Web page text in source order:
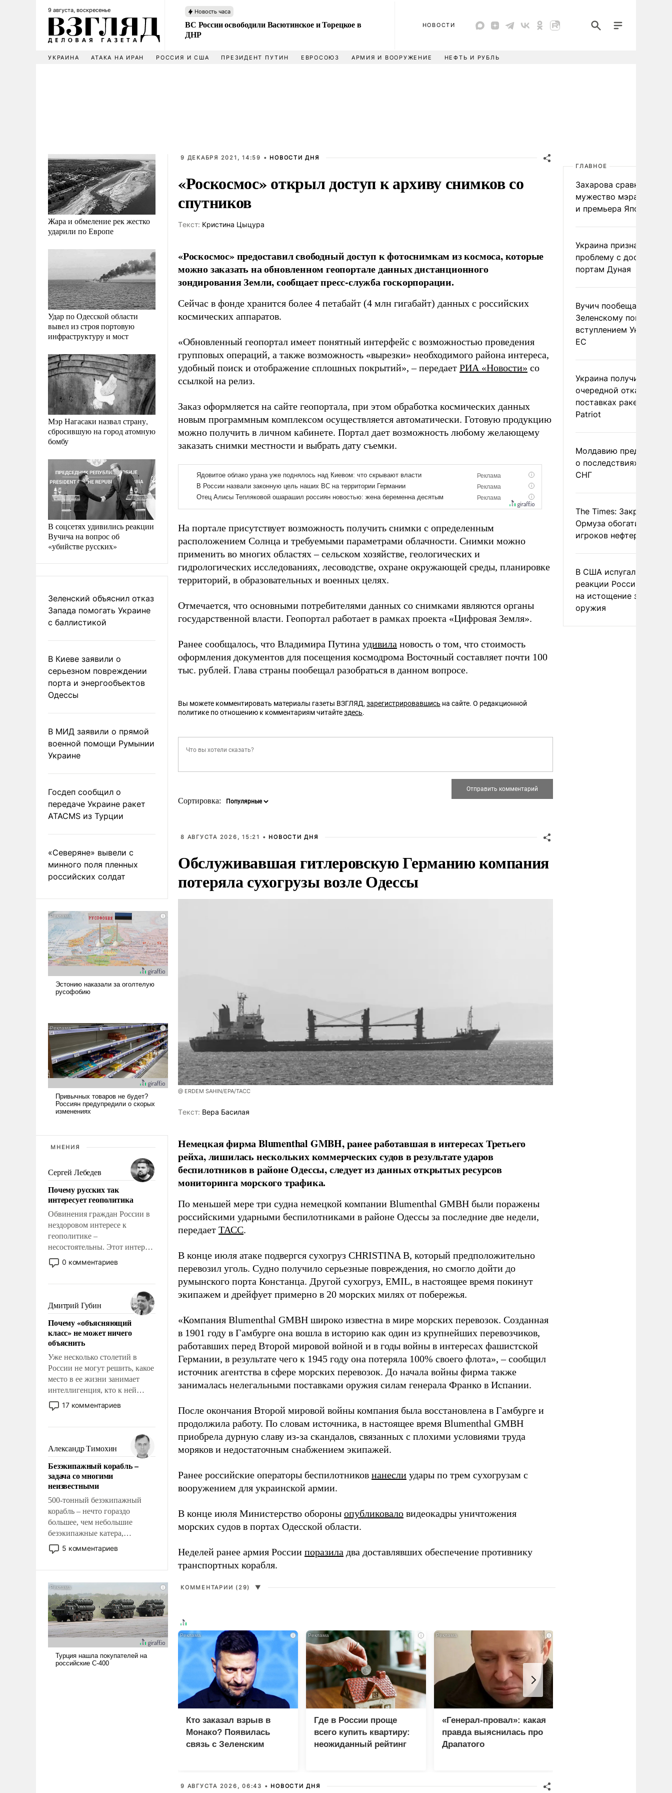
9 августа, воскресенье Новость часа
ВС России освободили Васютинское и Торецкое в
ДНР
НОВОСТИ
УКРАИНА АТАКА НА ИРАН РОССИЯ И США ПРЕЗИДЕНТ ПУТИН ЕВРОСОЮЗ АРМИЯ И ВООРУЖЕНИЕ НЕФТЬ И РУБЛЬ
Жара и обмеление рек жестко
ударили по Европе
Удар по Одесской области
вывел из строя портовую
инфраструктуру и мост
Мэр Нагасаки назвал страну,
сбросившую на город атомную
бомбу
В соцсетях удивились реакции
Вучича на вопрос об
«убийстве русских»
Зеленский объяснил отказ
Запада помогать Украине
с баллистикой
В Киеве заявили о
серьезном повреждении
порта и энергообъектов
Одессы
В МИД заявили о прямой
военной помощи Румынии
Украине
Госдеп сообщил о
передаче Украине ракет
ATACMS из Турции
«Северяне» вывели с
минного поля пленных
российских солдат
МНЕНИЯ
Сергей Лебедев
Почему русских так
интересует геополитика
Обвинения граждан России в
нездоровом интересе к
геополитике –
несостоятельны. Этот интерес
рационален и прагматичен. Он
обусловлен тысячелетним
фундаментальным знанием,
что мировая политика имеет
свойство заявляться на порог
нашего дома.
0 комментариев
Дмитрий Губин
Почему «объясняющий
класс» не может ничего
объяснить
Уже несколько столетий в
России не могут решить, какое
место в ее жизни занимает
интеллигенция, кто к ней
принадлежит, а кого из нее
исключили с правом
чем она отличается от просто
образованных людей. Иногда
казалось, что эти вопросы
решены раз и навсегда, но –
нет, не решены.
17 комментариев
Александр Тимохин
Безэкипажный корабль –
задача со многими
неизвестными
500-тонный безэкипажный
корабль – нечто гораздо
большее, чем небольшие
безэкипажные катера,
применение которых уже
стало обыденностью. Задача по
и ее реализация радикально
поднимет наши боевые
возможности.
5 комментариев
9 ДЕКАБРЯ 2021, 14:59 • НОВОСТИ ДНЯ
«Роскосмос» открыл доступ к архиву снимков со
спутников
Tекст: Кристина Цыцура
«Роскосмос» предоставил свободный доступ к фотоснимкам из космоса, которые
можно заказать на обновленном геопортале данных дистанционного
зондирования Земли, сообщает пресс-служба госкорпорации.
Сейчас в фонде хранится более 4 петабайт (4 млн гигабайт) данных с российских
космических аппаратов.
«Обновленный геопортал имеет понятный интерфейс с возможностью проведения
групповых операций, а также возможность «вырезки» необходимого района интереса,
удобный поиск и отображение сплошных покрытий», – передает РИА «Новости» со
ссылкой на релиз.
Заказ оформляется на сайте геопортала, при этом обработка космических данных
новым программным комплексом осуществляется автоматически. Готовую продукцию
можно получить в личном кабинете. Портал дает возможность любому желающему
заказать снимки местности и выбрать дату съемки.
На портале присутствует возможность получить снимки с определенным
расположением Солнца и требуемыми параметрами облачности. Снимки можно
применить во многих областях – сельском хозяйстве, геологических и
гидрологических исследованиях, лесоводстве, охране окружающей среды, планировке
территорий, в образовательных и военных целях.
Отмечается, что основными потребителями данных со снимками являются органы
государственной власти. Геопортал работает в рамках проекта «Цифровая Земля».
Ранее сообщалось, что Владимира Путина удивила новость о том, что стоимость
оформления документов для посещения космодрома Восточный составляет почти 100
тыс. рублей. Глава страны пообещал разобраться в данном вопросе.
Вы можете комментировать материалы газеты ВЗГЛЯД, зарегистрировавшись на сайте. О редакционной
политике по отношению к комментариям читайтездесь.
Сортировка:
8 АВГУСТА 2026, 15:21 • НОВОСТИ ДНЯ
Обслуживавшая гитлеровскую Германию компания
потеряла сухогрузы возле Одессы
@ ERDEM SAHIN/EPA/ТАСС
Tекст: Вера Басилая
Немецкая фирма Blumenthal GMBH, ранее работавшая в интересах Третьего
рейха, лишилась нескольких коммерческих судов в результате ударов
беспилотников в районе Одессы, следует из данных открытых ресурсов
мониторинга морского трафика.
По меньшей мере три судна немецкой компании Blumenthal GMBH были поражены
российскими ударными беспилотниками в районе Одессы за последние две недели,
передает ТАСС.
В конце июля атаке подвергся сухогруз CHRISTINA B, который предположительно
перевозил уголь. Судно получило серьезные повреждения, но смогло дойти до
румынского порта Констанца. Другой сухогруз, EMIL, в настоящее время покинут
экипажем и дрейфует примерно в 20 морских милях от побережья.
«Компания Blumenthal GMBH широко известна в мире морских перевозок. Созданная
в 1901 году в Гамбурге она вошла в историю как один из крупнейших перевозчиков,
работавших перед Второй мировой войной и в годы войны в интересах фашистской
Германии, в результате чего к 1945 году она потеряла 100% своего флота», – сообщил
источник агентства в сфере морских перевозок. До начала войны фирма также
занималась нелегальными поставками оружия силам генерала Франко в Испании.
После окончания Второй мировой войны компания была восстановлена в Гамбурге и
продолжила работу. По словам источника, в настоящее время Blumenthal GMBH
приобрела дурную славу из-за скандалов, связанных с плохими условиями труда
моряков и недостаточным снабжением экипажей.
Ранее российские операторы беспилотников нанесли удары по трем сухогрузам с
вооружением для украинской армии.
В конце июля Министерство обороны опубликовало видеокадры уничтожения
морских судов в портах Одесской области.
Неделей ранее армия России поразила два доставлявших обеспечение противнику
транспортных корабля.
КОММЕНТАРИИ (29) ▼
i
Кто заказал взрыв в
Монако? Появилась
связь с Зеленским
i
Где в России проще
всего купить квартиру:
неожиданный рейтинг
i
«Генерал-провал»: какая
правда выяснилась про
Драпатого
9 АВГУСТА 2026, 06:43 • НОВОСТИ ДНЯ
ГЛАВНОЕ
Захарова сравнила
мужество мэра
и премьера Японии
Украина признала
проблему с доступом к
портам Дуная
Вучич пообещал
Зеленскому помочь со
вступлением Украины в
ЕС
Украина получила
очередной отказ в
поставках ракет для
Patriot
Молдавию
о последствиях выхода
СНГ
The Times: Закрытие
Ормуза обогатило
игроков нефтерынка
В США испугались
реакции России и
на истощение запасов
оружия